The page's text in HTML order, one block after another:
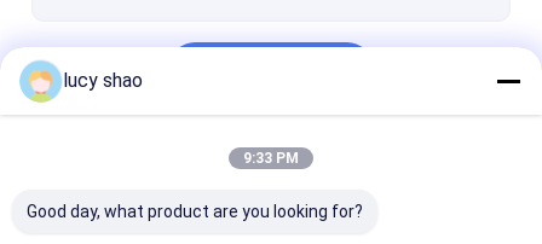
আমাদের সম্পর্কে
lucy shao
9:33 PM
Good day, what product are you looking for?